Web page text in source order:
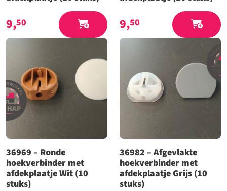
9,50 9,50
36969 – Ronde
hoekverbinder met
afdekplaatje Wit (10
stuks)
36982 – Afgevlakte
hoekverbinder met
afdekplaatje Grijs (10
stuks)